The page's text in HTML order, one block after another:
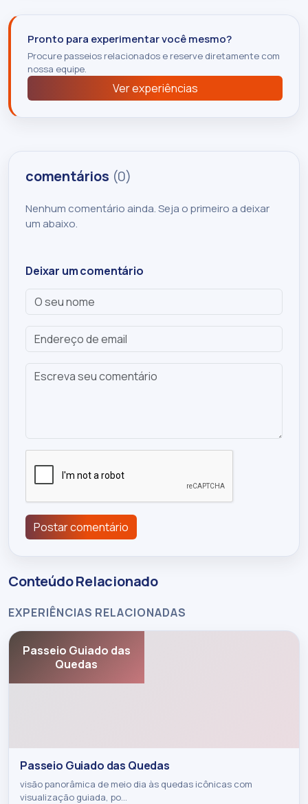
Pronto para experimentar você mesmo?
Procure passeios relacionados e reserve diretamente com
nossa equipe.
Ver experiências
comentários (0)
Nenhum comentário ainda. Seja o primeiro a deixar
um abaixo.
Deixar um comentário
Postar comentário
Conteúdo Relacionado
EXPERIÊNCIAS RELACIONADAS
Passeio Guiado das
Quedas
Passeio Guiado das Quedas
visão panorâmica de meio dia às quedas icônicas com
visualização guiada, po…